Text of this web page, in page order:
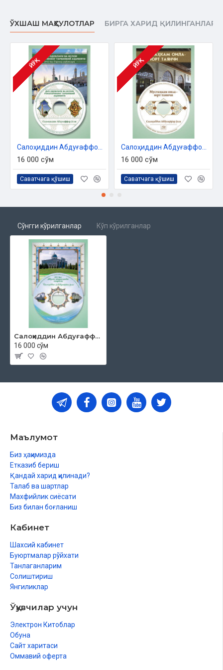
ЎХШАШ МАҲСУЛОТЛАР БИРГА ХАРИД ҚИЛИНГАНЛАР
ЙЎҚ
16 000 сўм
Саватчага қўшиш
ЙЎҚ
16 000 сўм
Саватчага қўшиш
Сўнгги кўрилганлар Кўп кўрилганлар
Салоҳиддин Абдуғаффор ўғли «2011 йил Жумъа маърузаларидан намуналар» (МР3)
16 000 сўм
Маълумот
Биз ҳақимизда
Етказиб бериш
Қандай харид қилинади?
Талаб ва шартлар
Махфийлик сиёсати
Биз билан боғланиш
Кабинет
Шахсий кабинет
Буюртмалар рўйхати
Танлаганларим
Солиштириш
Янгиликлар
Ўқувчилар учун
Электрон Китоблар
Обуна
Сайт харитаси
Оммавий оферта